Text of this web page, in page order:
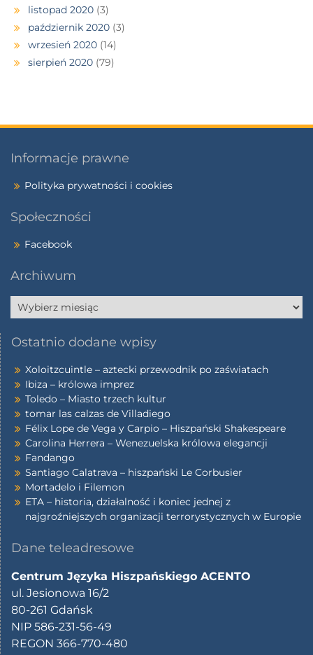
listopad 2020 (3)
październik 2020 (3)
wrzesień 2020 (14)
sierpień 2020 (79)
Informacje prawne
Polityka prywatności i cookies
Społeczności
Facebook
Archiwum
Ostatnio dodane wpisy
Xoloitzcuintle – aztecki przewodnik po zaświatach
Ibiza – królowa imprez
Toledo – Miasto trzech kultur
tomar las calzas de Villadiego
Félix Lope de Vega y Carpio – Hiszpański Shakespeare
Carolina Herrera – Wenezuelska królowa elegancji
Fandango
Santiago Calatrava – hiszpański Le Corbusier
Mortadelo i Filemon
ETA – historia, działalność i koniec jednej z
najgroźniejszych organizacji terrorystycznych w Europie
Dane teleadresowe
Centrum Języka Hiszpańskiego ACENTO
ul. Jesionowa 16/2
80-261 Gdańsk
NIP 586-231-56-49
REGON 366-770-480